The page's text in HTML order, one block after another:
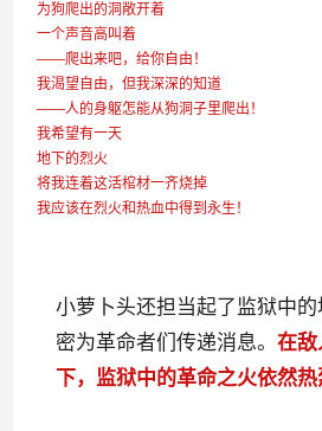
为狗爬出的洞敞开着
一个声音高叫着
——爬出来吧，给你自由！
我渴望自由，但我深深的知道
——人的身躯怎能从狗洞子里爬出！
我希望有一天
地下的烈火
将我连着这活棺材一齐烧掉
我应该在烈火和热血中得到永生！
小萝卜头还担当起了监狱中
密为革命者们传递消息。在敌
下，监狱中的革命之火依然热